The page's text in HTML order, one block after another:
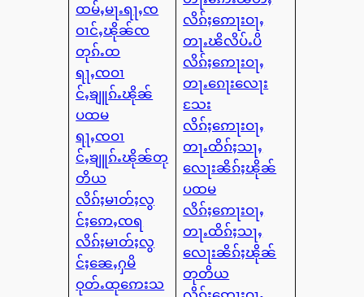
ထမ်ႇမႃႉရႃႇၸ
ဝၢင်ႇၽိုၼ်ၸ
တုၵ်ႉထ
ရႃႇၸဝၢ
င်ႇၶျူၵ်ႉၽိုၼ်
ပထမ
ရႃႇၸဝၢ
င်ႇၶျူၵ်ႉၽိုၼ်တု
တိယ
လိၵ်ႈမၢတ်ႈလွ
င်ႈဢေႇၸရ
လိၵ်ႈမၢတ်ႈလွ
င်ႈၼေႇႁမိ
ဝုတ်ႉထုဢေးသ
လိၵ်ႈဢေႃးဝႃႇ
တႃႉၽိလိပ်ႉပိ
လိၵ်ႈဢေႃးဝႃႇ
တႃႉၵေႃးလေႃး
သႄး
လိၵ်ႈဢေႃးဝႃႇ
တႃႉထိၵ်ႈသႃႇ
လေႃးၼိၵ်ႈၽိုၼ်
ပထမ
လိၵ်ႈဢေႃးဝႃႇ
တႃႉထိၵ်ႈသႃႇ
လေႃးၼိၵ်ႈၽိုၼ်
တုတိယ